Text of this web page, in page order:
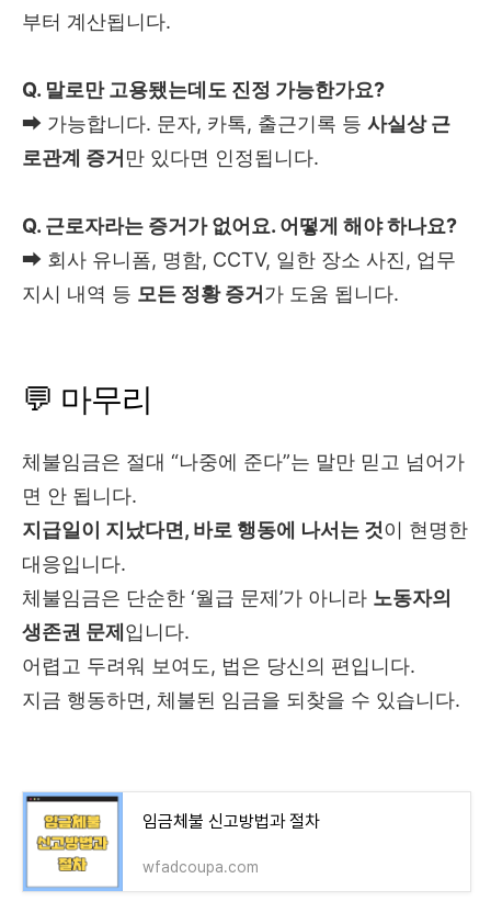
부터 계산됩니다.
Q. 말로만 고용됐는데도 진정 가능한가요?
➡ 가능합니다. 문자, 카톡, 출근기록 등 사실상 근
로관계 증거 만 있다면 인정됩니다.
Q. 근로자라는 증거가 없어요. 어떻게 해야 하나요?
➡ 회사 유니폼, 명함, CCTV, 일한 장소 사진, 업무
지시 내역 등 모든 정황 증거 가 도움 됩니다.
💬 마무리
체불임금은 절대 “나중에 준다”는 말만 믿고 넘어가
면 안 됩니다.
지급일이 지났다면, 바로 행동에 나서는 것이 현명한
대응입니다.
체불임금은 단순한 ‘월급 문제’가 아니라 노동자의
생존권 문제 입니다.
어렵고 두려워 보여도, 법은 당신의 편입니다.
지금 행동하면, 체불된 임금을 되찾을 수 있습니다.
임금체불 신고방법과 절차
wfadcoupa.com